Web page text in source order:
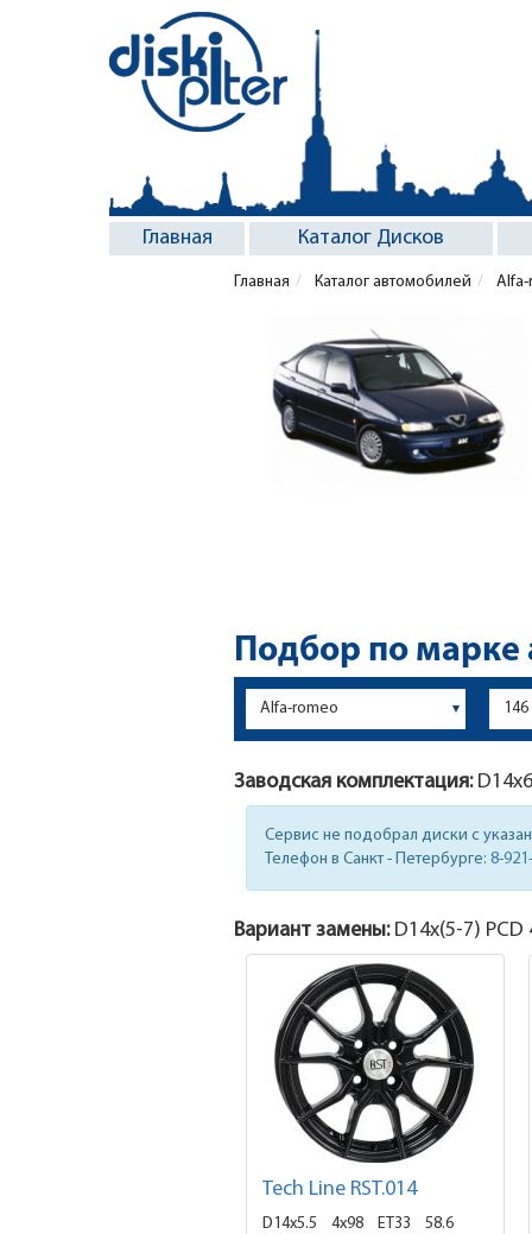
Главная Каталог Дисков
Главная Каталог автомобилей
Подбор по марке
Заводская комплектация: D14x6
Сервис не подобрал диски с
Телефон в Санкт - Петербурге: 8-
Вариант замены: D14x(5-7) PCD
Tech Line RST.014
D14x5.5 4x98 ET33
58.6